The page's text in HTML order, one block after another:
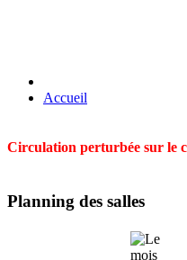
Accueil
Circulation perturbée sur le
Planning des salles